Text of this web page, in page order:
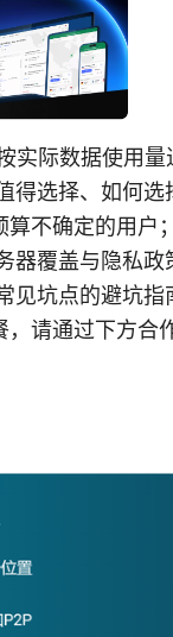
实际数据使用
得选择、如何
算不确定的用
器覆盖与隐私
见坑点的避坑
请通过下方合